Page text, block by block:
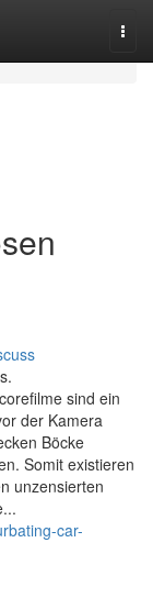
sind ein
der Kamera
Böcke
Somit existieren
unzensierten
car-